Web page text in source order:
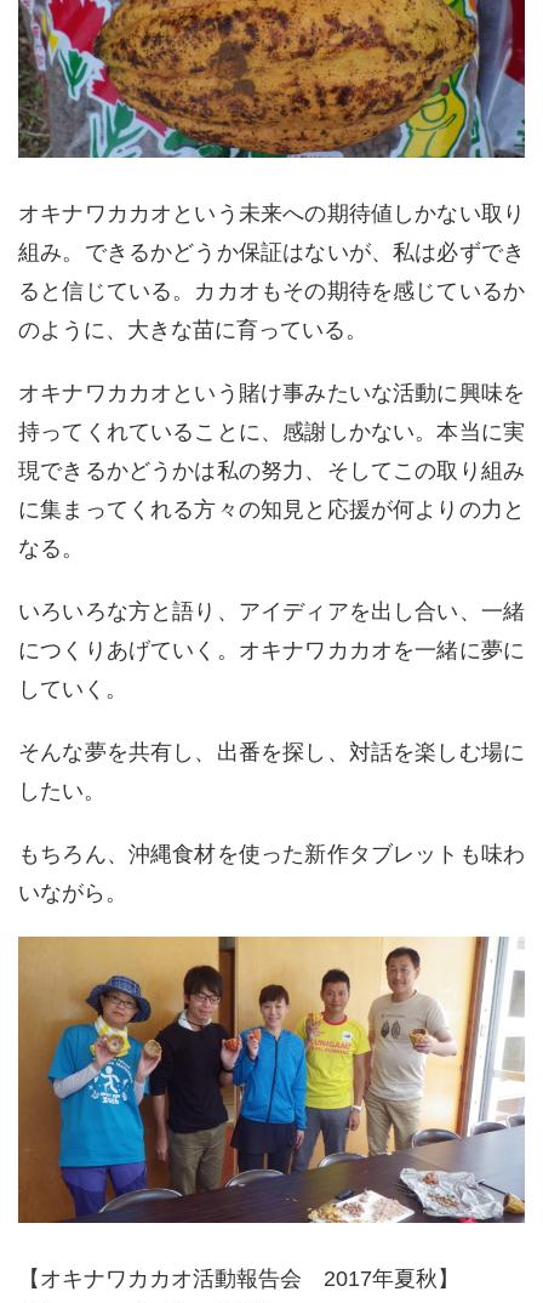
オキナワカカオという未来への期待値しかない取り
組み。できるかどうか保証はないが、私は必ずでき
ると信じている。カカオもその期待を感じているか
のように、大きな苗に育っている。
オキナワカカオという賭け事みたいな活動に興味を
持ってくれていることに、感謝しかない。本当に実
現できるかどうかは私の努力、そしてこの取り組み
に集まってくれる方々の知見と応援が何よりの力と
なる。
いろいろな方と語り、アイディアを出し合い、一緒
につくりあげていく。オキナワカカオを一緒に夢に
していく。
そんな夢を共有し、出番を探し、対話を楽しむ場に
したい。
もちろん、沖縄食材を使った新作タブレットも味わ
いながら。
【オキナワカカオ活動報告会 2017年夏秋】